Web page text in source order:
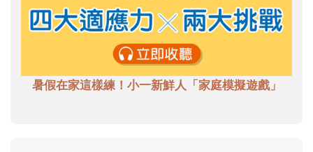
暑假在家這樣練！小一新鮮人「家庭模擬遊戲」